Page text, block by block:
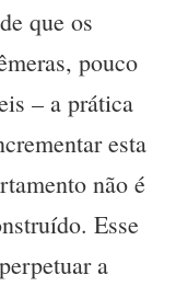
que os
pouco
– a prática
esta
não é
Esse
a